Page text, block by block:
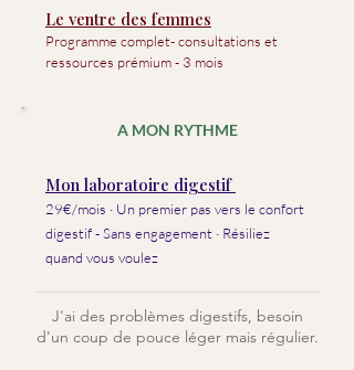
Le ventre des femmes
Programme complet- consultations et
ressources prémium - 3 mois
A MON RYTHME
Mon laboratoire digestif
29€/mois · Un premier pas vers le confort
digestif - Sans engagement · Résiliez
quand vous voulez
J'ai des problèmes digestifs, besoin
d'un coup de pouce léger mais régulier.